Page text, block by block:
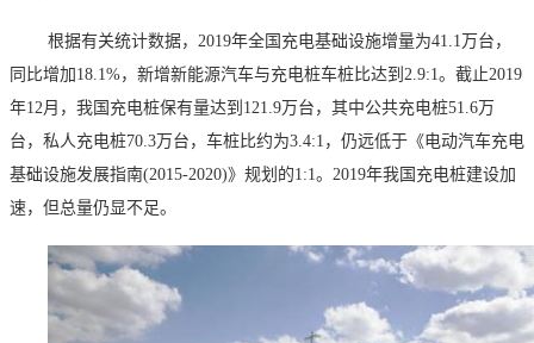
根据有关统计数据， 2019年全国充电基础设施增量为41.1万台，
同比增加18.1%，新增新能源汽车与充电桩车桩比达到2.9:1。截止2019
年12月，我国充电桩保有量达到121.9万台，其中公共充电桩51.6万
台，私人充电桩70.3万台，车桩比约为3.4:1，仍远低于《电动汽车充电
基础设施发展指南(2015-2020)》规划的1:1。2019年我国充电桩建设加
速，但总量仍显不足。